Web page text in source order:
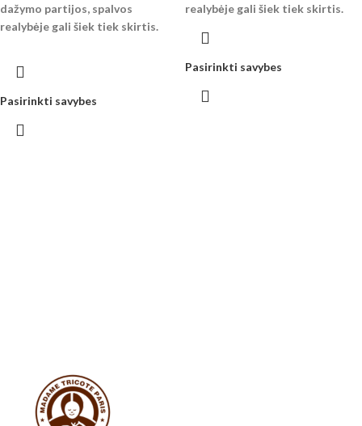
dažymo partijos, spalvos
realybėje gali šiek tiek skirtis.
Pasirinkti savybes
realybėje gali šiek tiek skirtis.
Pasirinkti savybes